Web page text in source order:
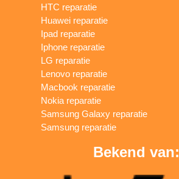
HTC reparatie
Huawei reparatie
Ipad reparatie
Iphone reparatie
LG reparatie
Lenovo reparatie
Macbook reparatie
Nokia reparatie
Samsung Galaxy reparatie
Samsung reparatie
Bekend van: